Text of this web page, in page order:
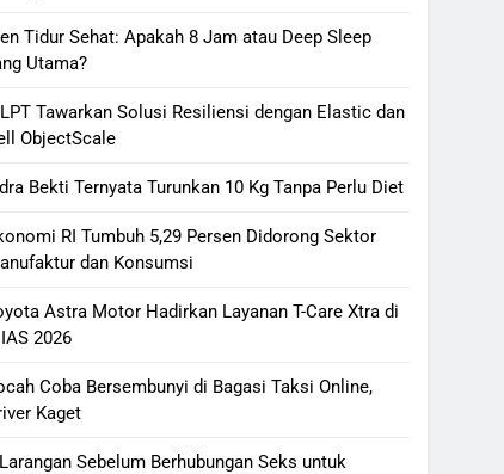
Tidur Sehat: Apakah 8 Jam atau Deep Sleep
Utama?
Tawarkan Solusi Resiliensi dengan Elastic dan
ObjectScale
Bekti Ternyata Turunkan 10 Kg Tanpa Perlu Diet
RI Tumbuh 5,29 Persen Didorong Sektor
dan Konsumsi
Astra Motor Hadirkan Layanan T-Care Xtra di
2026
Coba Bersembunyi di Bagasi Taksi Online,
Kaget
Sebelum Berhubungan Seks untuk